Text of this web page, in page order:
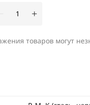
товаров могут